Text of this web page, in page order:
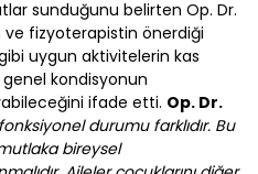
sunduğunu belirten Op. Dr.
ve fizyoterapistin önerdiği
uygun aktivitelerin kas
kondisyonun
ifade etti. Op. Dr.
durumu farklıdır. Bu
bireysel